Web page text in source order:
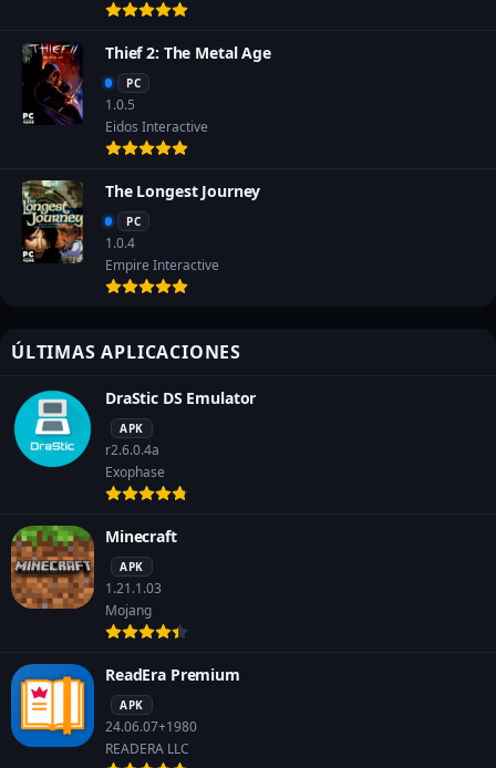
Thief 2: The Metal Age
PC
1.0.5
Eidos Interactive
The Longest Journey
PC
1.0.4
Empire Interactive
ÚLTIMAS APLICACIONES
DraStic DS Emulator
APK
r2.6.0.4a
Exophase
Minecraft
APK
1.21.1.03
Mojang
ReadEra Premium
APK
24.06.07+1980
READERA LLC